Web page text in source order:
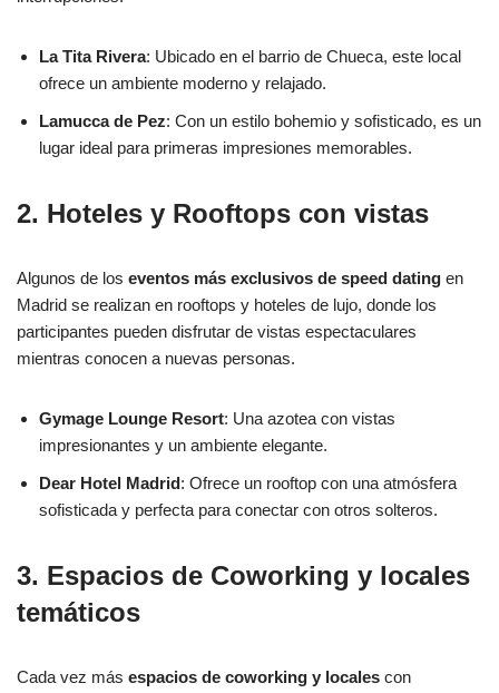
La Tita Rivera: Ubicado en el barrio de Chueca, este local
ofrece un ambiente moderno y relajado.
Lamucca de Pez: Con un estilo bohemio y sofisticado, es un
lugar ideal para primeras impresiones memorables.
2. Hoteles y Rooftops con vistas
Algunos de los eventos más exclusivos de speed dating en
Madrid se realizan en rooftops y hoteles de lujo, donde los
participantes pueden disfrutar de vistas espectaculares
mientras conocen a nuevas personas.
Gymage Lounge Resort: Una azotea con vistas
impresionantes y un ambiente elegante.
Dear Hotel Madrid: Ofrece un rooftop con una atmósfera
sofisticada y perfecta para conectar con otros solteros.
3. Espacios de Coworking y locales
temáticos
Cada vez más espacios de coworking y locales con